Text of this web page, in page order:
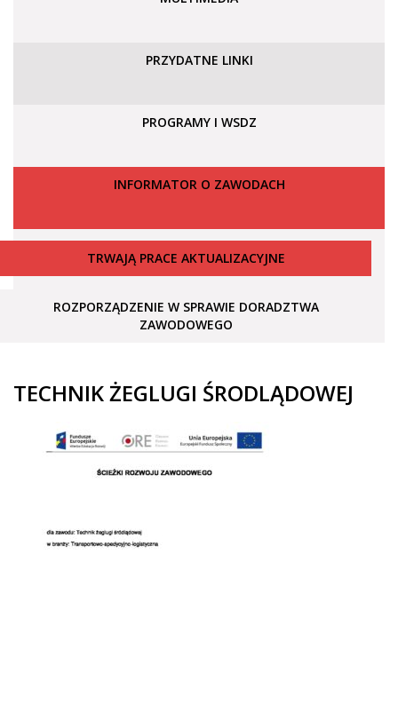
PRZYDATNE LINKI
PROGRAMY I WSDZ
INFORMATOR O ZAWODACH
TRWAJĄ PRACE AKTUALIZACYJNE
ROZPORZĄDZENIE W SPRAWIE DORADZTWA
ZAWODOWEGO
TECHNIK ŻEGLUGI ŚRODLĄDOWEJ